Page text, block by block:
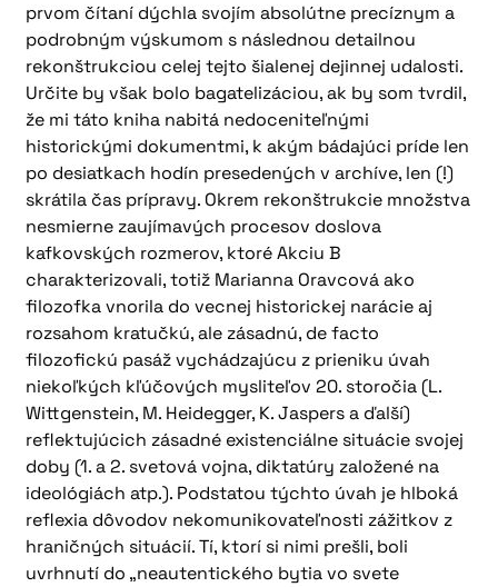
prvom čítaní dýchla svojím absolútne precíznym a
podrobným výskumom s následnou detailnou
rekonštrukciou celej tejto šialenej dejinnej udalosti.
Určite by však bolo bagatelizáciou, ak by som tvrdil,
že mi táto kniha nabitá nedoceniteľnými
historickými dokumentmi, k akým bádajúci príde len
po desiatkach hodín presedených v archíve, len (!)
skrátila čas prípravy. Okrem rekonštrukcie množstva
nesmierne zaujímavých procesov doslova
kafkovských rozmerov, ktoré Akciu B
charakterizovali, totiž Marianna Oravcová ako
filozofka vnorila do vecnej historickej narácie aj
rozsahom kratučkú, ale zásadnú, de facto
filozofickú pasáž vychádzajúcu z prieniku úvah
niekoľkých kľúčových mysliteľov 20. storočia (L.
Wittgenstein, M. Heidegger, K. Jaspers a ďalší)
reflektujúcich zásadné existenciálne situácie svojej
doby (1. a 2. svetová vojna, diktatúry založené na
ideológiách atp.). Podstatou týchto úvah je hlboká
reflexia dôvodov nekomunikovateľnosti zážitkov z
hraničných situácií. Tí, ktorí si nimi prešli, boli
uvrhnutí do „neautentického bytia vo svete